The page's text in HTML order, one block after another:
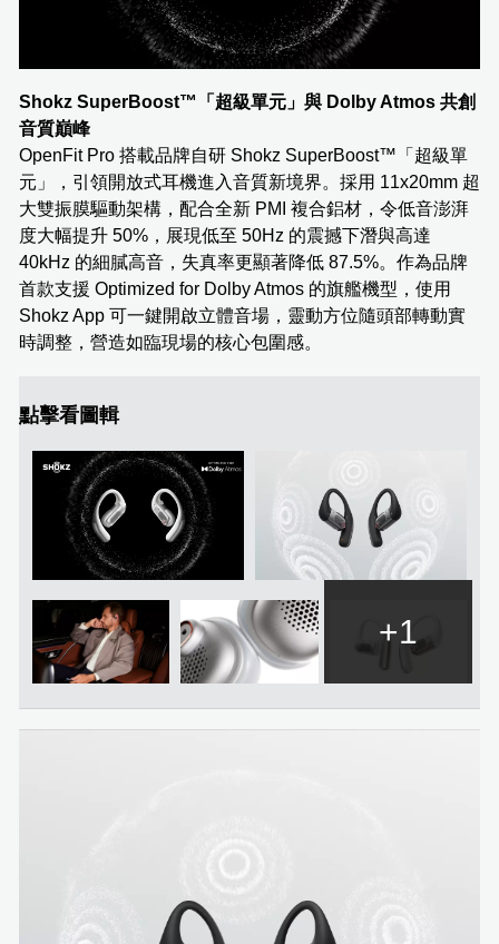
Shokz SuperBoost™️「超級單元」與 Dolby Atmos 共創
音質巔峰
OpenFit Pro 搭載品牌自研 Shokz SuperBoost™️「超級單
元」，引領開放式耳機進入音質新境界。採用 11x20mm 超
大雙振膜驅動架構，配合全新 PMI 複合鋁材，令低音澎湃
度大幅提升 50%，展現低至 50Hz 的震撼下潛與高達
40kHz 的細膩高音，失真率更顯著降低 87.5%。作為品牌
首款支援 Optimized for Dolby Atmos 的旗艦機型，使用
Shokz App 可一鍵開啟立體音場，靈動方位隨頭部轉動實
時調整，營造如臨現場的核心包圍感。
點擊看圖輯
+1